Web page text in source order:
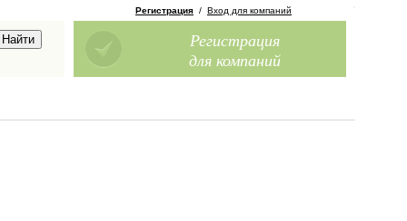
Регистрация / Вход для компаний
Регистрация
для компаний